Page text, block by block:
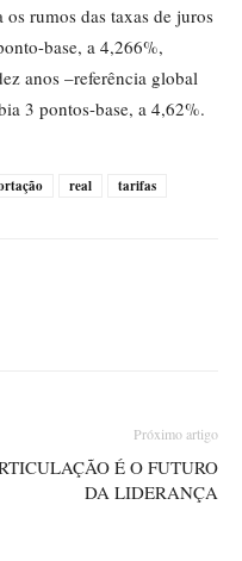
rumos das taxas de juros
base, a 4,266%,
anos –referência global
3 pontos-base, a 4,62%.
real tarifas
Próximo artigo
É O FUTURO
DA LIDERANÇA